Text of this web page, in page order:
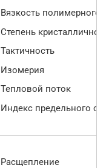
Вязкость полимерного
Степень
Тактичность
Изомерия
Тепловой поток
Индекс предельного
Расщепление